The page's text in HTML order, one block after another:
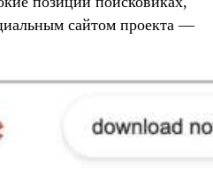
сайтом проекта —